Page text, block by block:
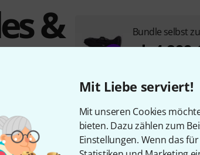
Mit Liebe serviert!
Mit unseren Cookies
bieten. Dazu zählen zum
Einstellungen. Wenn das
& Bundle selbst
ab 4.899